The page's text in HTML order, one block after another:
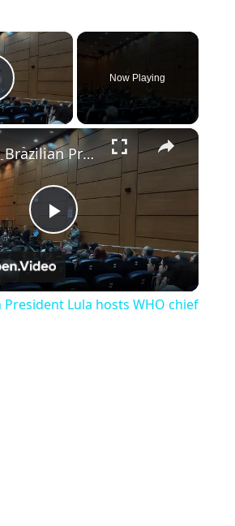
×
Video
Now Playing
×
Play Video
Brazil: Brazilian President Lula hosts WHO chief Tedros in Rio.
President Lula hosts WHO chief